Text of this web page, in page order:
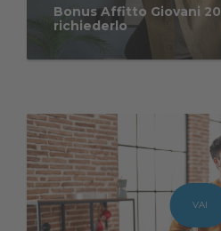
Bonus Affitto Giovani
richiederlo
VAI